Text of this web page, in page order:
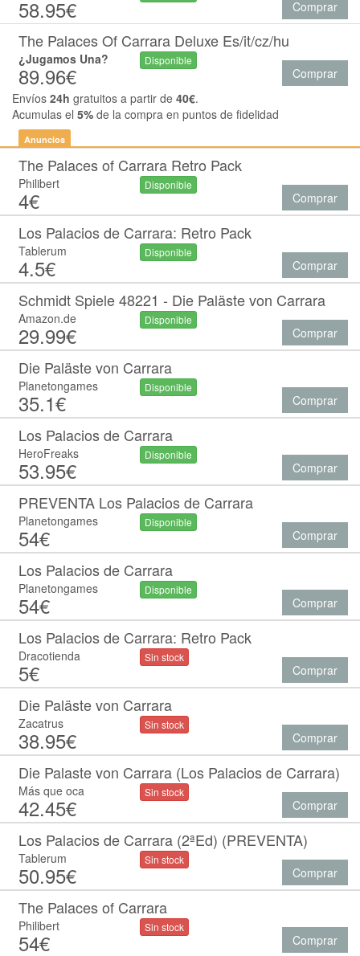
58.95€ Comprar
The Palaces Of Carrara Deluxe Es/it/cz/hu
¿Jugamos Una?
89.96€
Disponible
Comprar
Envíos 24h gratuitos a partir de 40€.
Acumulas el 5% de la compra en puntos de fidelidad
Anuncios
The Palaces of Carrara Retro Pack
Philibert
4€
Disponible
Comprar
Los Palacios de Carrara: Retro Pack
Tablerum
4.5€
Disponible
Comprar
Schmidt Spiele 48221 - Die Paläste von Carrara
Amazon.de
29.99€
Disponible
Comprar
Die Paläste von Carrara
Planetongames
35.1€
Disponible
Comprar
Los Palacios de Carrara
HeroFreaks
53.95€
Disponible
Comprar
PREVENTA Los Palacios de Carrara
Planetongames
54€
Disponible
Comprar
Los Palacios de Carrara
Planetongames
54€
Disponible
Comprar
Los Palacios de Carrara: Retro Pack
Dracotienda
5€
Sin stock
Comprar
Die Paläste von Carrara
Zacatrus
38.95€
Sin stock
Comprar
Die Palaste von Carrara (Los Palacios de Carrara)
Más que oca
42.45€
Sin stock
Comprar
Los Palacios de Carrara (2ªEd) (PREVENTA)
Tablerum
50.95€
Sin stock
Comprar
The Palaces of Carrara
Philibert
54€
Sin stock
Comprar